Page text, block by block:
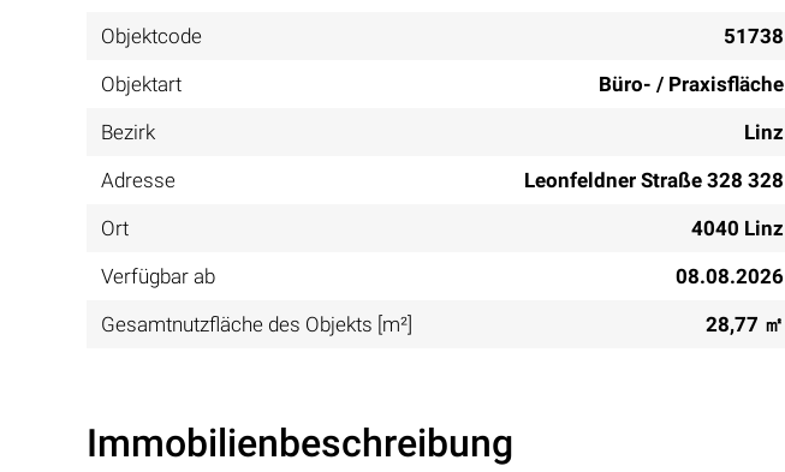
Objektcode
51738
Objektart
Büro- / Praxisfläche
Bezirk
Linz
Adresse
Leonfeldner Straße 328 328
Ort
4040 Linz
Verfügbar ab
08.08.2026
Gesamtnutzfläche des Objekts [m²]
28,77 ㎡
Immobilienbeschreibung